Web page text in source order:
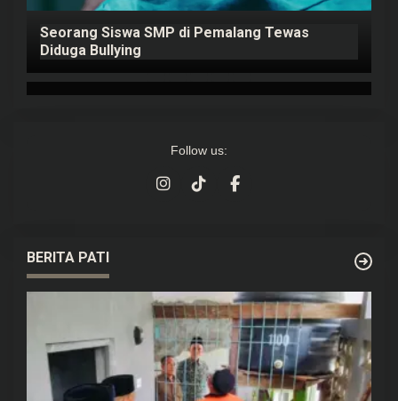
Seorang Siswa SMP di Pemalang Tewas
Diduga Bullying
Follow us:
BERITA PATI